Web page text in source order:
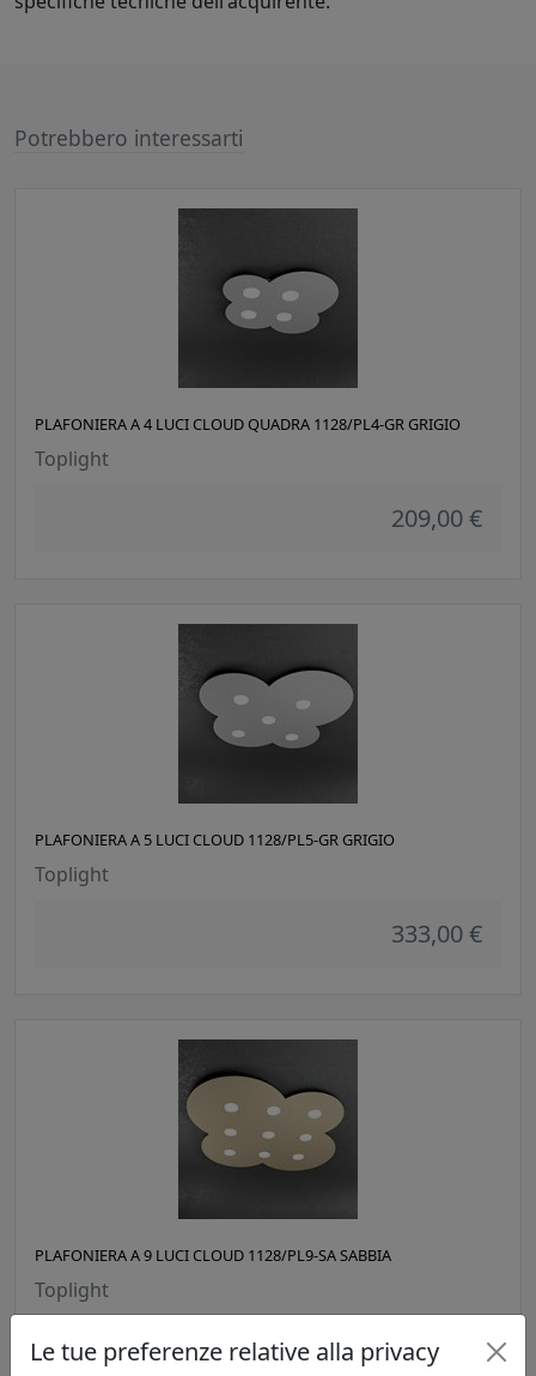
Potrebbero interessarti
PLAFONIERA A 4 LUCI CLOUD QUADRA 1128/PL4-GR GRIGIO
Toplight
209,00 €
PLAFONIERA A 5 LUCI CLOUD 1128/PL5-GR GRIGIO
Toplight
333,00 €
PLAFONIERA A 9 LUCI CLOUD 1128/PL9-SA SABBIA
Toplight
418,00 €
Le tue preferenze relative alla privacy